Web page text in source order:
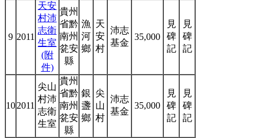
9 2011
天安
村沛
志衛
生室
(附
件)
貴州
省黔
南州
瓫安
縣
漁
河
鄉
天
安
村
沛志
基金
35,000
見
碑
記
見
碑
記
102011
尖山
村沛
志衛
生室
貴州
省黔
南州
瓫安
縣
銀
盞
鄉
尖
山
村
沛志
基金
35,000
見
碑
記
見
碑
記